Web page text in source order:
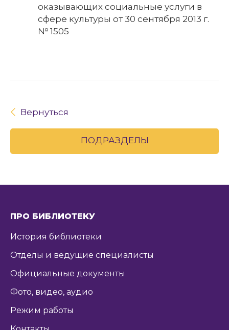
оказывающих социальные услуги в
сфере культуры от 30 сентября 2013 г.
№ 1505
Вернуться
ПОДРАЗДЕЛЫ
ПРО БИБЛИОТЕКУ
История библиотеки
Отделы и ведущие специалисты
Официальные документы
Фото, видео, аудио
Режим работы